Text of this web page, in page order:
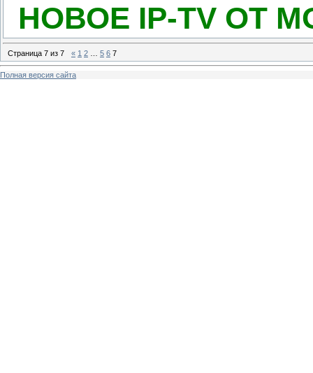
НОВОЕ IP-TV ОТ
Страница 7 из 7 « 1 2 5 6 7
Полная версия сайта